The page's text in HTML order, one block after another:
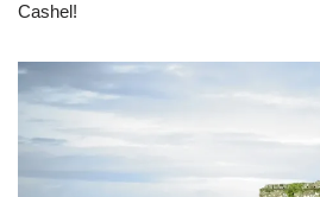
Cashel!